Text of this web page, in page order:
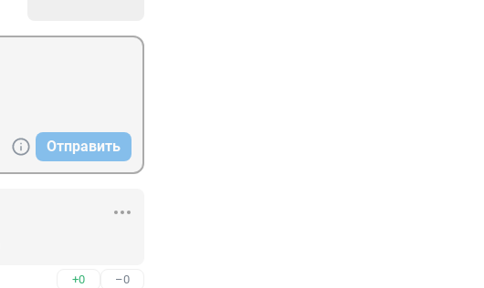
Отправить
+0 –0